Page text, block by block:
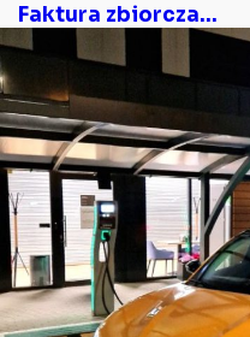
Faktura zbiorcza...